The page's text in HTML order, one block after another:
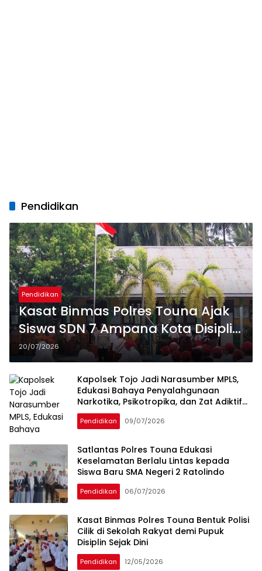
Pendidikan
Pendidikan
Kasat Binmas Polres Touna Ajak
Siswa SDN 7 Ampana Kota Disiplin
dan Tolak Bullying
20/07/2026
Kapolsek Tojo Jadi Narasumber MPLS,
Edukasi Bahaya Penyalahgunaan
Narkotika, Psikotropika, dan Zat Adiktif
lainnya
Pendidikan 09/07/2026
Satlantas Polres Touna Edukasi
Keselamatan Berlalu Lintas kepada
Siswa Baru SMA Negeri 2 Ratolindo
Pendidikan 06/07/2026
Kasat Binmas Polres Touna Bentuk Polisi
Cilik di Sekolah Rakyat demi Pupuk
Disiplin Sejak Dini
Pendidikan 12/05/2026